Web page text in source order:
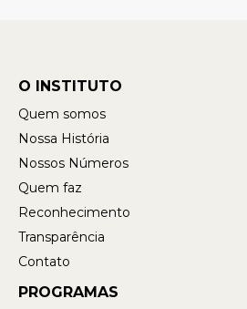
O INSTITUTO
Quem somos
Nossa História
Nossos Números
Quem faz
Reconhecimento
Transparência
Contato
PROGRAMAS